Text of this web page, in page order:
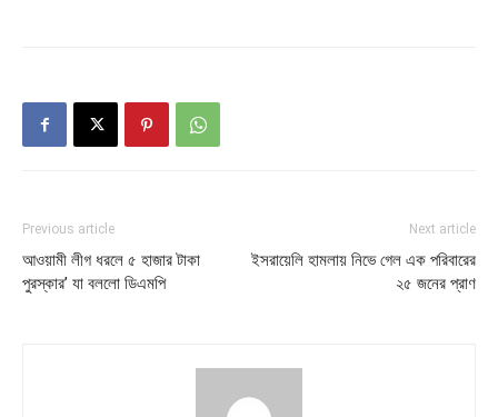
Previous article
আওয়ামী লীগ ধরলে ৫ হাজার টাকা
পুরস্কার’ যা বললো ডিএমপি
Next article
ইসরায়েলি হামলায় নিভে গেল এক পরিবারের
২৫ জনের প্রাণ